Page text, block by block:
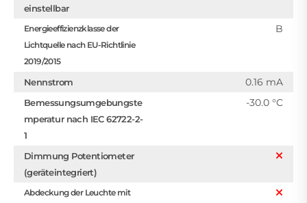
einstellbar
Energieeffizienzklasse der
Lichtquelle nach EU-Richtlinie
2019/2015
B
Nennstrom 0.16 mA
Bemessungsumgebungste
mperatur nach IEC 62722-2-
1
-30.0 °C
Dimmung Potentiometer
(geräteintegriert)
Abdeckung der Leuchte mit